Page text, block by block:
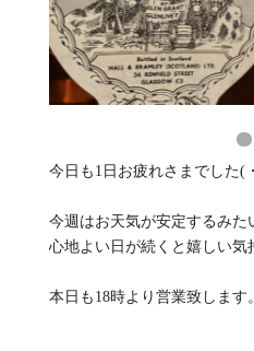
今日も1日お疲れさまでした(
今週はお天気が安定するみ
心地よい日が続くと嬉しい
本日も18時より営業致します。